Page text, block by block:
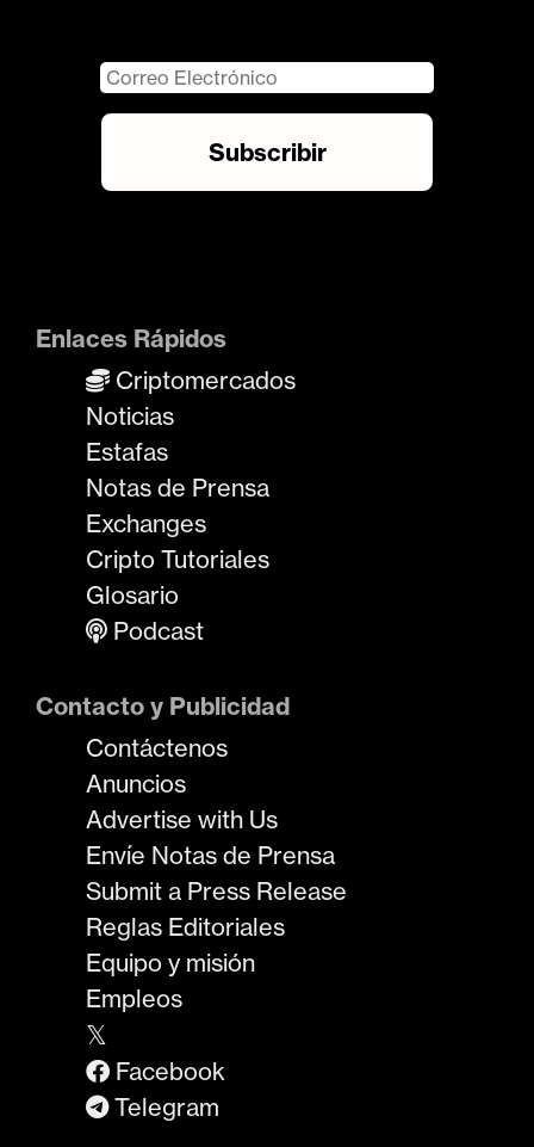
Enlaces Rápidos
Criptomercados
Noticias
Estafas
Notas de Prensa
Exchanges
Cripto Tutoriales
Glosario
Podcast
Contacto y Publicidad
Contáctenos
Anuncios
Advertise with Us
Envíe Notas de Prensa
Submit a Press Release
Reglas Editoriales
Equipo y misión
Empleos
𝕏
Facebook
Telegram